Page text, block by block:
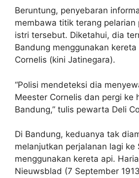
Beruntung, penyebaran
membawa titik terang pelarian
istri tersebut. Diketahui, dia
Bandung menggunakan
Cornelis (kini Jatinegara).
“Polisi mendeteksi dia
Meester Cornelis dan pergi ke
Bandung,” tulis pewarta Deli
Di Bandung, keduanya tak
melanjutkan perjalanan lagi ke
menggunakan kereta api.
Nieuwsblad (7 September